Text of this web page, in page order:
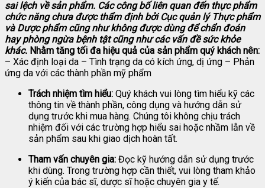
sai lệch về sản phẩm. Các công bố liên quan đến thực phẩm
chức năng chưa được thẩm định bởi Cục quản lý Thực phẩm
và Dược phẩm cũng như không được dùng để chẩn đoán
hay phòng ngừa bệnh tật cũng như các vấn đề sức khỏe
khác. Nhằm tăng tối đa hiệu quả của sản phẩm quý khách nên:
– Xác định loại da – Tình trạng da có kích ứng, dị ứng – Phản
ứng da với các thành phần mỹ phẩm
Trách nhiệm tìm hiểu: Quý khách vui lòng tìm hiểu kỹ các
thông tin về thành phần, công dụng và hướng dẫn sử
dụng trước khi mua hàng. Chúng tôi không chịu trách
nhiệm đối với các trường hợp hiểu sai hoặc nhầm lẫn về
sản phẩm sau khi giao dịch hoàn tất.
Tham vấn chuyên gia: Đọc kỹ hướng dẫn sử dụng trước
khi dùng. Trong trường hợp cần thiết, vui lòng tham khảo
ý kiến của bác sĩ, dược sĩ hoặc chuyên gia y tế.